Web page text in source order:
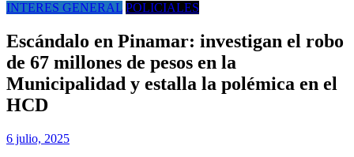
INTERES GENERAL POLICIALES
Escándalo en Pinamar: investigan el robo
de 67 millones de pesos en la
Municipalidad y estalla la polémica en el
HCD
6 julio, 2025